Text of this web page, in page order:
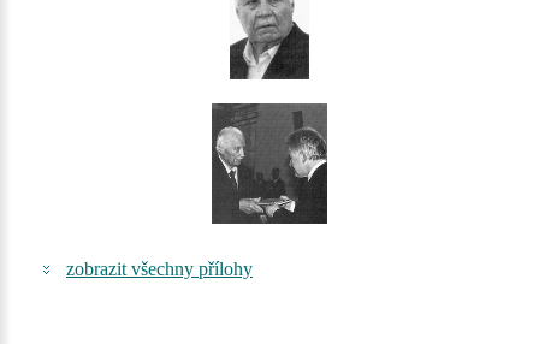
zobrazit všechny přílohy